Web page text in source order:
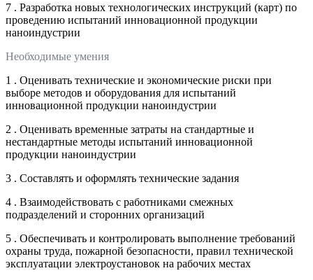
7 . Разработка новых технологических инструкций (карт) по
проведению испытаний инновационной продукции
наноиндустрии
Необходимые умения
1 . Оценивать технические и экономические риски при
выборе методов и оборудования для испытаний
инновационной продукции наноиндустрии
2 . Оценивать временные затраты на стандартные и
нестандартные методы испытаний инновационной
продукции наноиндустрии
3 . Составлять и оформлять технические задания
4 . Взаимодействовать с работниками смежных
подразделений и сторонних организаций
5 . Обеспечивать и контролировать выполнение требований
охраны труда, пожарной безопасности, правил технической
эксплуатации электроустановок на рабочих местах